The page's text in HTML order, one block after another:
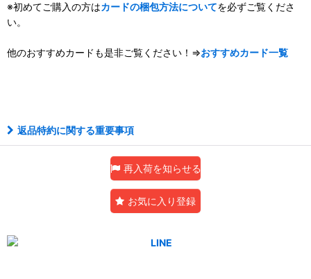
※初めてご購入の方はカードの梱包方法についてを必ずご覧くださ
い。
他のおすすめカードも是非ご覧ください！⇒おすすめカード一覧
返品特約に関する重要事項
再入荷を知らせる
お気に入り登録